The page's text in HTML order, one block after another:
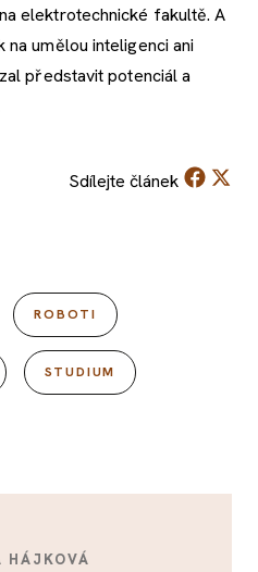
elektrotechnické fakultě. A
umělou inteligenci ani
představit potenciál a
Sdílejte článek
ROBOTI
STUDIUM
HÁJKOVÁ